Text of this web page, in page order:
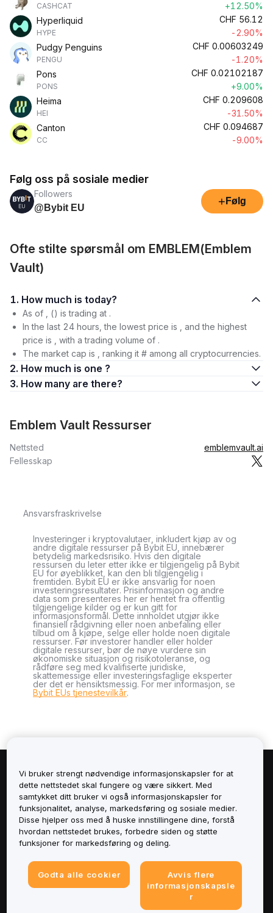
CASHCAT
+12.50%
Hyperliquid
HYPE
CHF 56.12
-2.90%
Pudgy Penguins
PENGU
CHF 0.00603249
-1.20%
Pons
PONS
CHF 0.02102187
+9.00%
Heima
HEI
CHF 0.209608
-31.50%
Canton
CC
CHF 0.094687
-9.00%
Følg oss på sosiale medier
Followers
@Bybit EU
+ Følg
Ofte stilte spørsmål om EMBLEM(Emblem
Vault)
1. How much is today?
As of , () is trading at .
In the last 24 hours, the lowest price is , and the highest
price is , with a trading volume of .
The market cap is , ranking it # among all cryptocurrencies.
2. How much is one ?
3. How many are there?
Emblem Vault Ressurser
Nettsted
emblemvault.ai
Fellesskap
Ansvarsfraskrivelse
Investeringer i kryptovalutaer, inkludert kjøp av og
andre digitale ressurser på Bybit EU, innebærer
betydelig markedsrisiko. Hvis den digitale
ressursen du leter etter ikke er tilgjengelig på Bybit
EU for øyeblikket, kan den bli tilgjengelig i
fremtiden. Bybit EU er ikke ansvarlig for noen
investeringsresultater. Prisinformasjon og andre
data som presenteres her er hentet fra offentlig
tilgjengelige kilder og er kun gitt for
informasjonsformål. Dette innholdet utgjør ikke
finansiell rådgivning eller noen anbefaling eller
tilbud om å kjøpe, selge eller holde noen digitale
ressurser. Før investorer handler eller holder
digitale ressurser, bør de nøye vurdere sin
økonomiske situasjon og risikotoleranse, og
rådføre seg med kvalifiserte juridiske,
skattemessige eller investeringsfaglige eksperter
der det er hensiktsmessig. For mer informasjon, se
Bybit EUs tjenestevilkår.
Om
Tjenester
Støtte
Produkter
Vi bruker strengt nødvendige informasjonskapsler for at
dette nettstedet skal fungere og være sikkert. Med
samtykket ditt bruker vi også informasjonskapsler for
funksjonalitet, analyse, markedsføring og sosiale medier.
Disse hjelper oss med å huske innstillingene dine, forstå
hvordan nettstedet brukes, forbedre siden og støtte
funksjoner for markedsføring og deling.
Godta alle cookier
Avvis flere
informasjonskapsle
r